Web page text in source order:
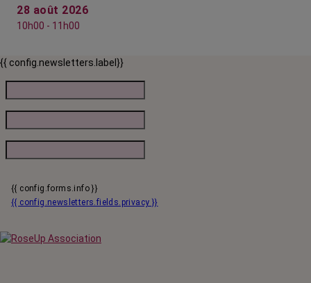
28 août 2026
10h00 - 11h00
{{ config.newsletters.label}}
{{ config.forms.info }}
{{ config.newsletters.fields.privacy }}